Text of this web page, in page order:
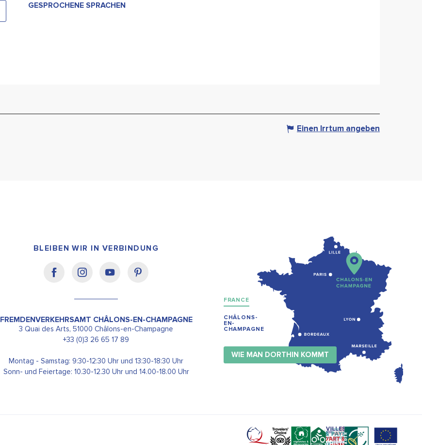
GESPROCHENE SPRACHEN
GESPROCHENE SPRACHEN
Einen Irrtum angeben
BLEIBEN WIR IN VERBINDUNG
FREMDENVERKEHRSAMT CHÂLONS-EN-CHAMPAGNE
3 Quai des Arts, 51000 Châlons-en-Champagne
+33 (0)3 26 65 17 89
Montag - Samstag: 9:30-12:30 Uhr und 13:30-18:30 Uhr
Sonn- und Feiertage: 10.30-12.30 Uhr und 14.00-18.00 Uhr
FRANCE
CHÂLONS-
EN-
CHAMPAGNE
WIE MAN DORTHIN KOMMT